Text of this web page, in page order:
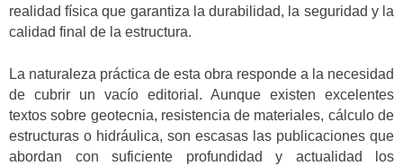
realidad física que garantiza la durabilidad, la seguridad y la
calidad final de la estructura.
La naturaleza práctica de esta obra responde a la necesidad
de cubrir un vacío editorial. Aunque existen excelentes
textos sobre geotecnia, resistencia de materiales, cálculo de
estructuras o hidráulica, son escasas las publicaciones que
abordan con suficiente profundidad y actualidad los